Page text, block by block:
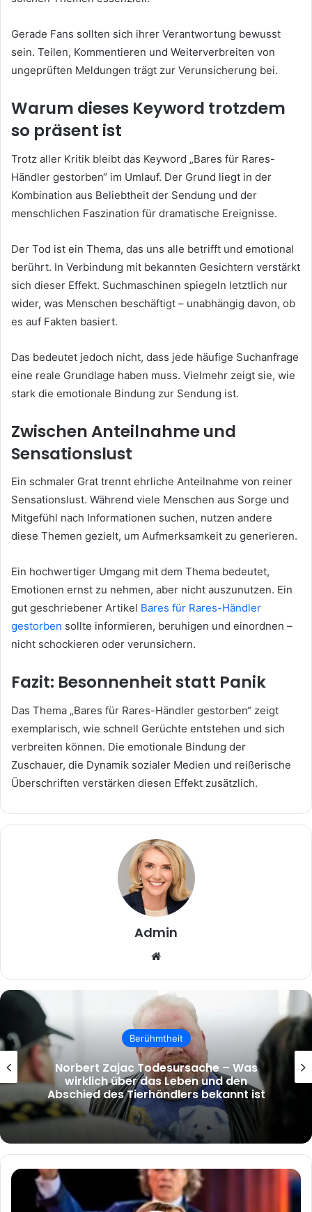
Gerade Fans sollten sich ihrer Verantwortung bewusst
sein. Teilen, Kommentieren und Weiterverbreiten von
ungeprüften Meldungen trägt zur Verunsicherung bei.
Warum dieses Keyword trotzdem
so präsent ist
Trotz aller Kritik bleibt das Keyword „Bares für Rares-
Händler gestorben“ im Umlauf. Der Grund liegt in der
Kombination aus Beliebtheit der Sendung und der
menschlichen Faszination für dramatische Ereignisse.
Der Tod ist ein Thema, das uns alle betrifft und emotional
berührt. In Verbindung mit bekannten Gesichtern verstärkt
sich dieser Effekt. Suchmaschinen spiegeln letztlich nur
wider, was Menschen beschäftigt – unabhängig davon, ob
es auf Fakten basiert.
Das bedeutet jedoch nicht, dass jede häufige Suchanfrage
eine reale Grundlage haben muss. Vielmehr zeigt sie, wie
stark die emotionale Bindung zur Sendung ist.
Zwischen Anteilnahme und
Sensationslust
Ein schmaler Grat trennt ehrliche Anteilnahme von reiner
Sensationslust. Während viele Menschen aus Sorge und
Mitgefühl nach Informationen suchen, nutzen andere
diese Themen gezielt, um Aufmerksamkeit zu generieren.
Ein hochwertiger Umgang mit dem Thema bedeutet,
Emotionen ernst zu nehmen, aber nicht auszunutzen. Ein
gut geschriebener Artikel Bares für Rares-Händler
gestorben sollte informieren, beruhigen und einordnen –
nicht schockieren oder verunsichern.
Fazit: Besonnenheit statt Panik
Das Thema „Bares für Rares-Händler gestorben“ zeigt
exemplarisch, wie schnell Gerüchte entstehen und sich
verbreiten können. Die emotionale Bindung der
Zuschauer, die Dynamik sozialer Medien und reißerische
Überschriften verstärken diesen Effekt zusätzlich.
Admin
Berühmtheit
tinta knef krankheit – Wahrheit,
Verwechslung und die Hintergründe des
Suchbegriffs
Emma
Krankheit